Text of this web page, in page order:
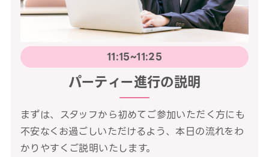
11:15~11:25
パーティー進行の説明
まずは、スタッフから初めてご参加いただく方にも
不安なくお過ごしいただけるよう、本日の流れをわ
かりやすくご説明いたします。